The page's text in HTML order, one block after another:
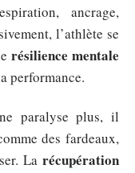
ancrage,
l’athlète se
résilience mentale
performance.
paralyse plus, il
des fardeaux,
La récupération